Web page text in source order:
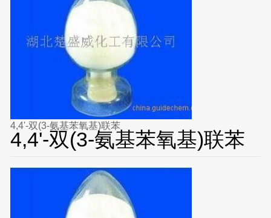
4,4'-双(3-氨基苯氧基)联苯
4,4'-双(3-氨基苯氧基)联苯